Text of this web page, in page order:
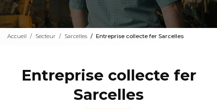
Accueil Secteur Sarcelles Entreprise collecte fer Sarcelles
Entreprise collecte fer
Sarcelles